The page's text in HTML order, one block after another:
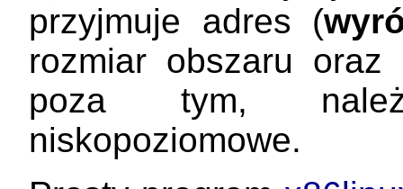
przyjmuje adres (
rozmiar obszaru oraz
poza tym,
niskopoziomowe.